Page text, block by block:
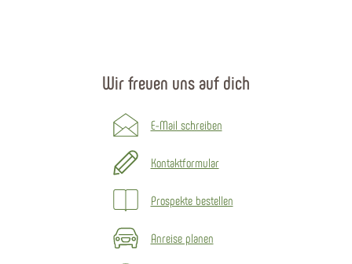
Wir freuen uns auf dich
E-Mail schreiben
Kontaktformular
Prospekte bestellen
Anreise planen